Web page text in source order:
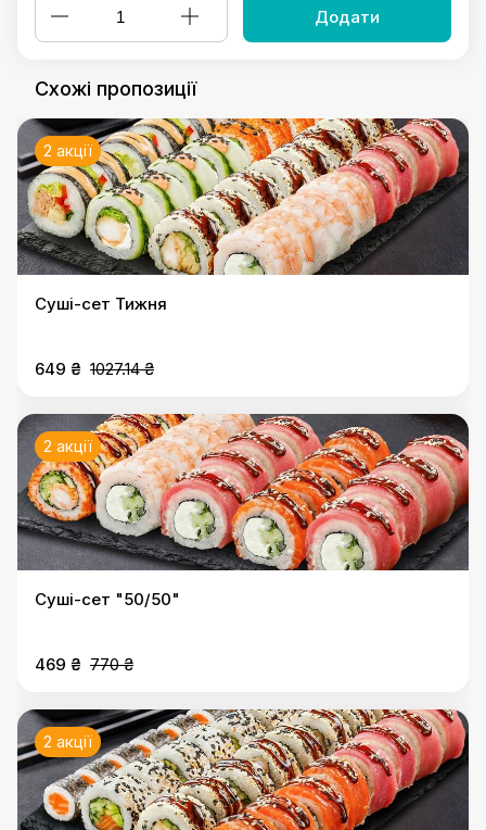
Додати
Схожі пропозиції
2 акції
Суші-сет Тижня
649 ₴ 1027.14 ₴
2 акції
Суші-сет "50/50"
469 ₴ 770 ₴
2 акції